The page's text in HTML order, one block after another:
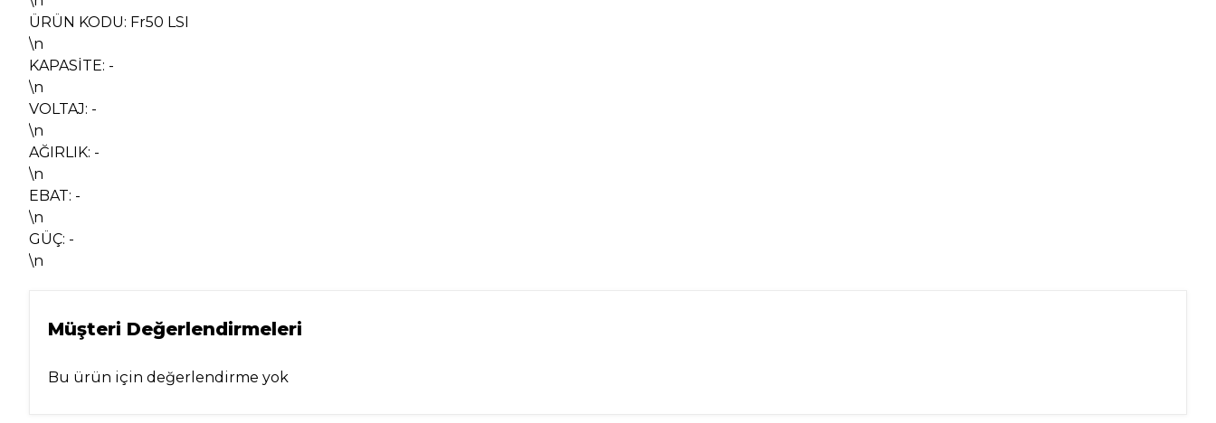
ÜRÜN KODU: Fr50 LSI
\n
KAPASİTE: -
\n
VOLTAJ: -
\n
AĞIRLIK: -
\n
EBAT: -
\n
GÜÇ: -
\n
Müşteri Değerlendirmeleri
Bu ürün için değerlendirme yok